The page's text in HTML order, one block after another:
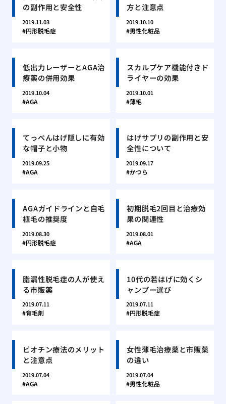
の副作用と安全性
2019.11.03
円形脱毛症
方と注意点
2019.10.10
男性化粧品
低出力レーザーとAGA治
療薬の併用効果
2019.10.04
AGA
スカルプケア機能付きド
ライヤーの効果
2019.10.01
薄毛
てっぺんはげ隠しに有効
な帽子と小物
2019.09.25
AGA
はげサプリの副作用と安
全性について
2019.09.17
かつら
AGAガイドラインと自毛
植毛の推奨度
2019.08.30
円形脱毛症
初期脱毛2回目と治療効
果の関連性
2019.08.01
AGA
脂漏性脱毛症の人が使え
る市販薬
2019.07.11
育毛剤
10代の若はげに効くシ
ャンプー選び
2019.07.11
円形脱毛症
ビオチン療法のメリット
と注意点
2019.07.04
AGA
女性薄毛治療薬と市販薬
の違い
2019.07.04
男性化粧品